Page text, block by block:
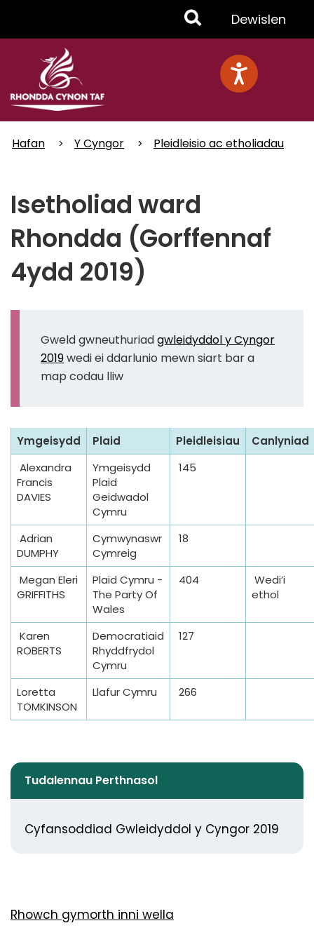
Toggle
Menu
Dewislen
Hafan Y Cyngor Pleidleisio ac etholiadau
Isetholiad ward
Rhondda (Gorffennaf
4ydd 2019)
Gweld gwneuthuriadgwleidyddol y Cyngor
2019wedi ei ddarlunio mewn siart bar a
map codau lliw
y
e
t
n
Ymgeisydd Plaid Pleidleisiau
Canlyniad
Alexandra
Francis
DAVIES
Ymgeisydd
Plaid
Geidwadol
Cymru
145
Adrian
DUMPHY
Cymwynaswr
Cymreig
18
Megan Eleri
GRIFFITHS
Plaid Cymru -
The Party Of
Wales
404
Wedi’i
ethol
Karen
ROBERTS
Democratiaid
Rhyddfrydol
Cymru
127
Loretta
TOMKINSON
Llafur Cymru 266
Tudalennau Perthnasol
Cyfansoddiad Gwleidyddol y Cyngor 2019
Rhowch gymorth inni wella